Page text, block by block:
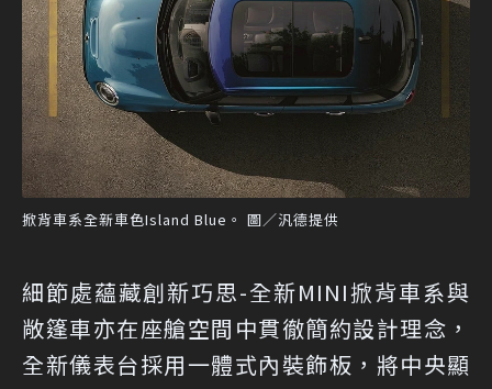
掀背車系全新車色Island Blue。 圖／汎德提供
細節處蘊藏創新巧思-全新MINI掀背車系與
敞篷車亦在座艙空間中貫徹簡約設計理念，
全新儀表台採用一體式內裝飾板，將中央顯